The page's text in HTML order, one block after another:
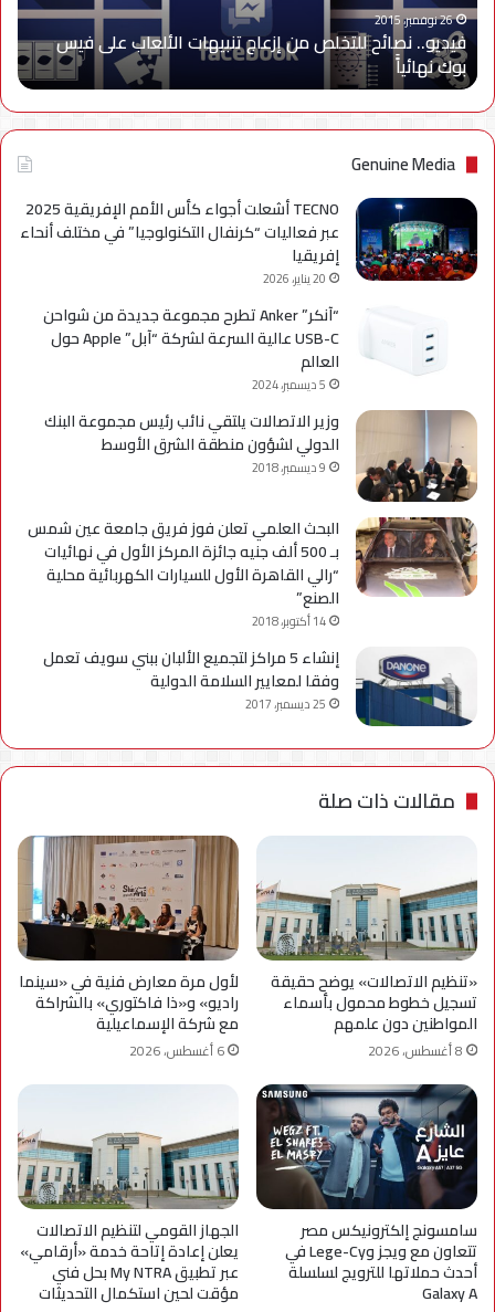
على
فيس
بوك
نهائياًَ
26 نوفمبر، 2015
فيديو.. نصائح للتخلص من إزعاج تنبيهات الألعاب على فيس
بوك نهائياًَ
Genuine Media
TECNO أشعلت أجواء كأس الأمم الإفريقية 2025
عبر فعاليات “كرنفال التكنولوجيا” في مختلف أنحاء
إفريقيا
20 يناير، 2026
“آنكر” Anker تطرح مجموعة جديدة من شواحن
USB-C عالية السرعة لشركة “آبل” Apple حول
العالم
5 ديسمبر، 2024
وزير الاتصالات يلتقي نائب رئيس مجموعة البنك
الدولي لشؤون منطقة الشرق الأوسط
9 ديسمبر، 2018
البحث العلمي تعلن فوز فريق جامعة عين شمس
بـ 500 ألف جنيه جائزة المركز الأول في نهائيات
“رالي القاهرة الأول للسيارات الكهربائية محلية
الصنع”
14 أكتوبر، 2018
إنشاء 5 مراكز لتجميع الألبان ببني سويف تعمل
وفقا لمعايير السلامة الدولية
25 ديسمبر، 2017
مقالات ذات صلة
«تنظيم الاتصالات» يوضح حقيقة
تسجيل خطوط محمول بأسماء
المواطنين دون علمهم
8 أغسطس، 2026
لأول مرة معارض فنية في «سينما
راديو» و«ذا فاكتوري» بالشراكة
مع شركة الإسماعيلية
6 أغسطس، 2026
سامسونج إلكترونيكس مصر
تتعاون مع ويجز وLege-Cy في
أحدث حملاتها للترويج لسلسلة
Galaxy A
الجهاز القومي لتنظيم الاتصالات
يعلن إعادة إتاحة خدمة «أرقامي»
عبر تطبيق My NTRA بحل فني
مؤقت لحين استكمال التحديثات